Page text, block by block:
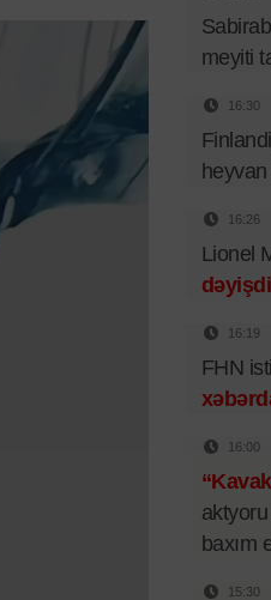
meyiti
16:30
16:26
Lionel
dəyişdi
16:19
FHN
16:00
baxım
15:30